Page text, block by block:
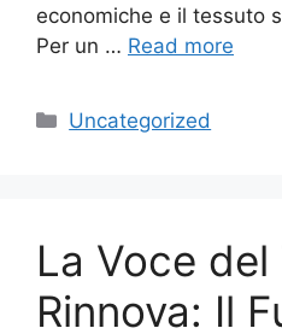
economiche e il tessuto
Per un … Read more
Categories
Uncategorized
La Voce
Rinnova: Il